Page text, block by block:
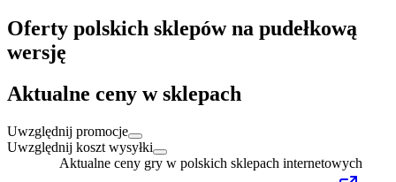
Oferty polskich sklepów na pudełkową
wersję
Aktualne ceny w sklepach
Uwzględnij promocje
Uwzględnij koszt wysyłki
Aktualne ceny gry w polskich sklepach internetowych